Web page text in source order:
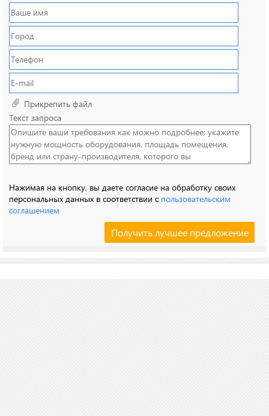
Прикрепить файл
Текст запроса
Нажимая на кнопку, вы даете согласие на обработку своих
персональных данных в соответствии с пользовательским
соглашением